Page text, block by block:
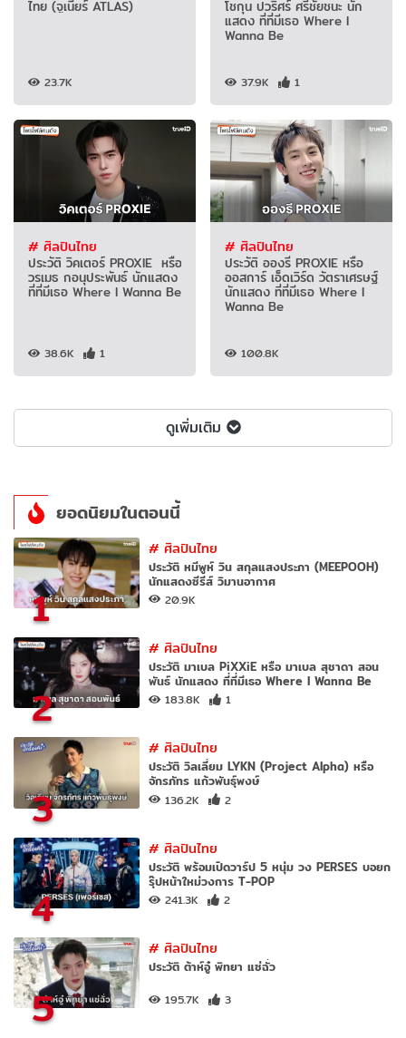
ไทย (จูเนียร์ ATLAS)
23.7K
โชกุน ปวริศร์ ศรีชัยชนะ นัก
แสดง ที่ที่มีเธอ Where I
Wanna Be
37.9K 1
# ศิลปินไทย
ประวัติ วิคเตอร์ PROXIE หรือ
วรเมธ กอนุประพันธ์ นักแสดง
ที่ที่มีเธอ Where I Wanna Be
38.6K 1
# ศิลปินไทย
ประวัติ อองรี PROXIE หรือ
ออสการ์ เอ็ดเวิร์ด วัตราเศรษฐ์
นักแสดง ที่ที่มีเธอ Where I
Wanna Be
100.8K
ดูเพิ่มเติม
ยอดนิยมในตอนนี้
1
#ศิลปินไทย
ประวัติ หมีพูห์ วิน สกุลแสงประภา (MEEPOOH)
นักแสดงซีรีส์ วิมานอากาศ
20.9K
2
#ศิลปินไทย
ประวัติ มาเบล PiXXiE หรือ มาเบล สุชาดา สอน
พันธ์ นักแสดง ที่ที่มีเธอ Where I Wanna Be
183.8K 1
3
#ศิลปินไทย
ประวัติ วิลเลี่ยม LYKN (Project Alpha) หรือ
จักรภัทร แก้วพันธุ์พงษ์
136.2K 2
4
#ศิลปินไทย
ประวัติ พร้อมเปิดวาร์ป 5 หนุ่ม วง PERSES บอยก
รุ๊ปหน้าใหม่วงการ T-POP
241.3K 2
5
#ศิลปินไทย
ประวัติ ต้าห์อู๋ พิทยา แซ่ฉั่ว
195.7K 3